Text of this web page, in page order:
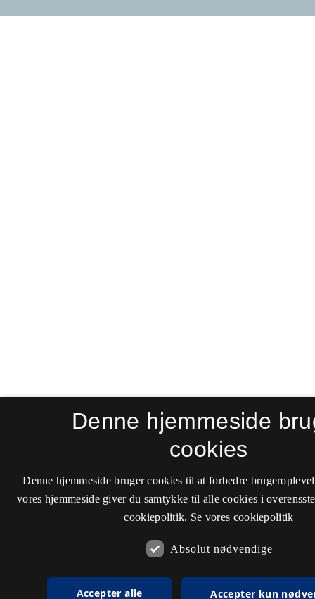
Denne hjemmeside
cookies
Denne hjemmeside bruger cookies til at forbedre
vores hjemmeside giver du samtykke til alle cookies i
cookiepolitik. Se vores cookiepolitik
Absolut nødvendige
Accepter alle Accepter kun